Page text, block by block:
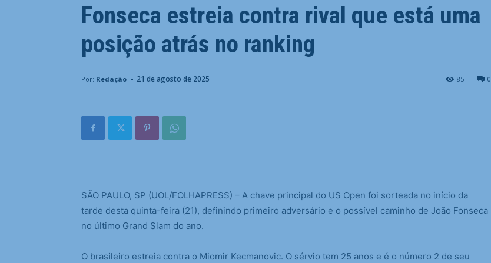
Fonseca estreia contra rival que está uma
posição atrás no ranking
Por: Redação - 21 de agosto de 2025 0
85
SÃO PAULO, SP (UOL/FOLHAPRESS) – A chave principal do US Open foi sorteada no início da
tarde desta quinta-feira (21), definindo primeiro adversário e o possível caminho de João Fonseca
no último Grand Slam do ano.
O brasileiro estreia contra o Miomir Kecmanovic. O sérvio tem 25 anos e é o número 2 de seu